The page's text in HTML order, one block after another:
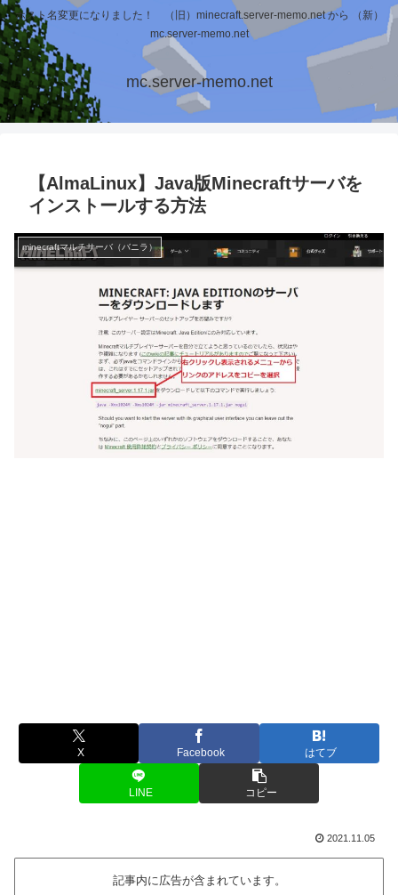
ホスト名変更になりました！ （旧）minecraft.server-memo.net から （新）
mc.server-memo.net
mc.server-memo.net
【AlmaLinux】Java版Minecraftサーバを
インストールする方法
minecraftマルチサーバ（バニラ）
X Facebook はてブ
LINE コピー
2021.11.05
記事内に広告が含まれています。